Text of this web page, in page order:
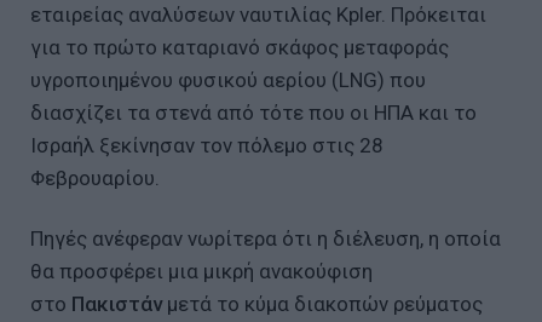
εταιρείας αναλύσεων ναυτιλίας Kpler. Πρόκειται
για το πρώτο καταριανό σκάφος μεταφοράς
υγροποιημένου φυσικού αερίου (LNG) που
διασχίζει τα στενά από τότε που οι ΗΠΑ και το
Ισραήλ ξεκίνησαν τον πόλεμο στις 28
Φεβρουαρίου.
Πηγές ανέφεραν νωρίτερα ότι η διέλευση, η οποία
θα προσφέρει μια μικρή ανακούφιση
στο Πακιστάνμετά το κύμα διακοπών ρεύματος